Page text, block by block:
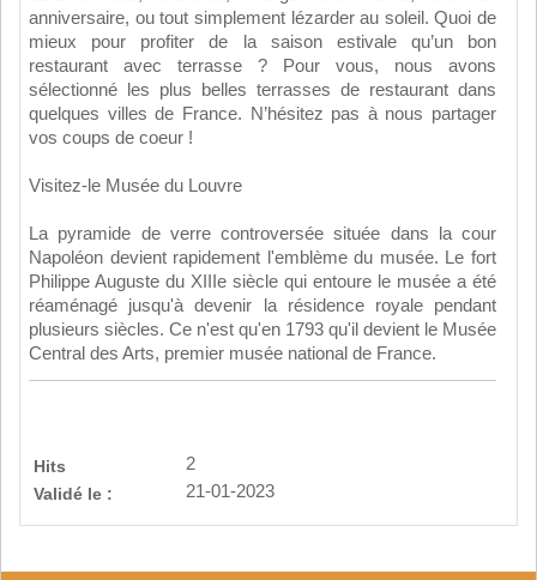
anniversaire, ou tout simplement lézarder au soleil. Quoi de
mieux pour profiter de la saison estivale qu’un bon
restaurant avec terrasse ? Pour vous, nous avons
sélectionné les plus belles terrasses de restaurant dans
quelques villes de France. N’hésitez pas à nous partager
vos coups de coeur !
Visitez-le Musée du Louvre
La pyramide de verre controversée située dans la cour
Napoléon devient rapidement l'emblème du musée. Le fort
Philippe Auguste du XIIIe siècle qui entoure le musée a été
réaménagé jusqu'à devenir la résidence royale pendant
plusieurs siècles. Ce n'est qu'en 1793 qu'il devient le Musée
Central des Arts, premier musée national de France.
Hits
2
Validé le :
21-01-2023